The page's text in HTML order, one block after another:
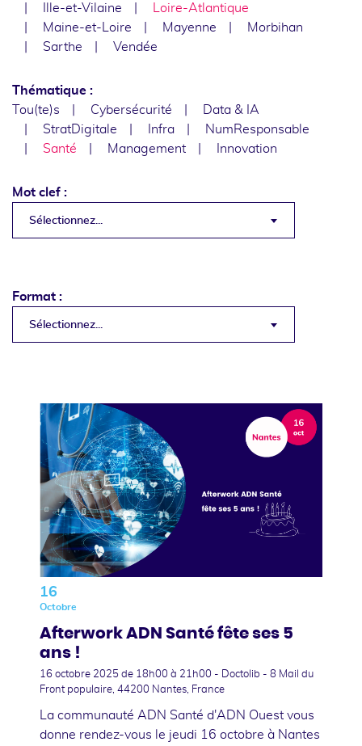
Ille-et-Vilaine
Loire-Atlantique
Maine-et-Loire
Mayenne
Morbihan
Sarthe
Vendée
Thématique :
Tou(te)s
Cybersécurité
Data & IA
StratDigitale
Infra
NumResponsable
Santé
Management Innovation
Mot clef :
Sélectionnez...
Format :
Sélectionnez...
16
Octobre
Afterwork ADN Santé fête ses 5
ans !
16 octobre 2025 de 18h00 à 21h00 - Doctolib - 8 Mail du
Front populaire, 44200 Nantes, France
La communauté ADN Santé d'ADN Ouest vous
donne rendez-vous le jeudi 16 octobre à Nantes